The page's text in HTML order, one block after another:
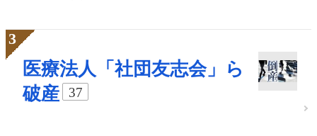
医療法人「社団友志会」ら
破産
37